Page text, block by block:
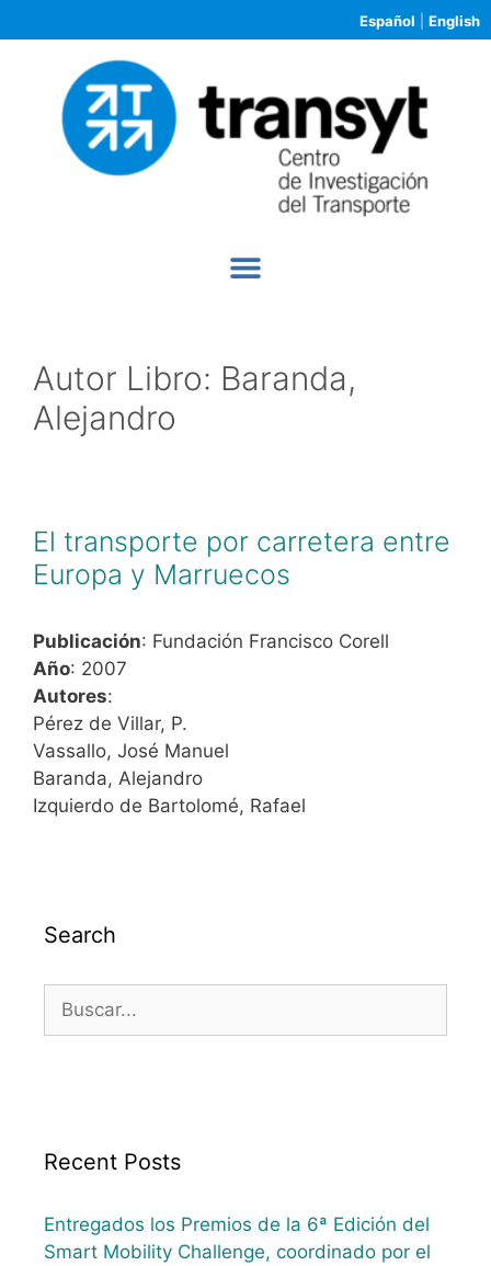
Español English
Autor Libro: Baranda,
Alejandro
El transporte por carretera entre
Europa y Marruecos
Publicación: Fundación Francisco Corell
Año: 2007
Autores:
Pérez de Villar, P.
Vassallo, José Manuel
Baranda, Alejandro
Izquierdo de Bartolomé, Rafael
Search
Recent Posts
Entregados los Premios de la 6ª Edición del
Smart Mobility Challenge, coordinado por el